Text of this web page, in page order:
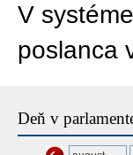
V
poslanca
Deň v